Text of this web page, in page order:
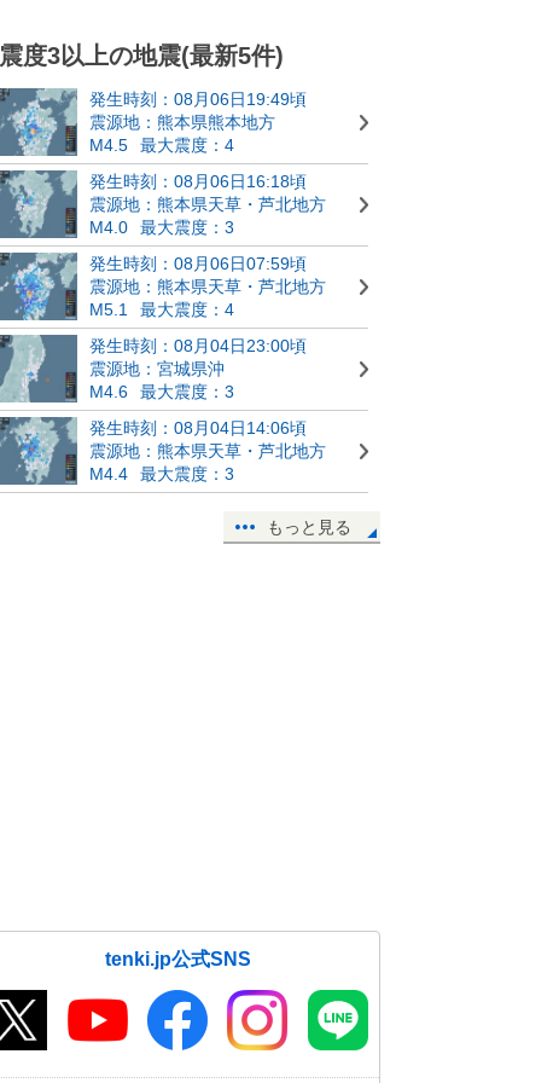
震度3以上の地震(最新5件)
発生時刻：08月06日19:49頃
震源地：熊本県熊本地方
M4.5
最大震度：4
発生時刻：08月06日16:18頃
震源地：熊本県天草・芦北地方
M4.0
最大震度：3
発生時刻：08月06日07:59頃
震源地：熊本県天草・芦北地方
M5.1
最大震度：4
発生時刻：08月04日23:00頃
震源地：宮城県沖
M4.6
最大震度：3
発生時刻：08月04日14:06頃
震源地：熊本県天草・芦北地方
M4.4
最大震度：3
もっと見る
tenki.jp公式SNS